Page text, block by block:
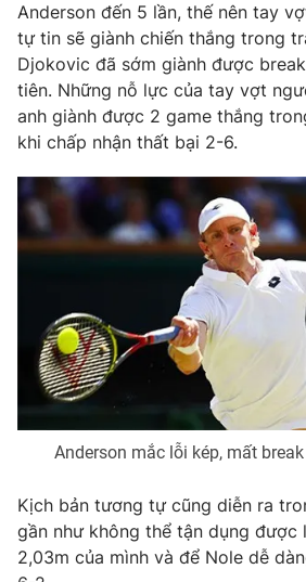
Góc doanh nghiệp
Truyền hình
Phim VTV
Hậu trường
Nhân vật
Khán giả
Giải sao mai
Giải trí
Điện ảnh
Sao
Đời sống
Du lịch
Làm đẹp
Chất lượng cuộc sống
Giáo dục
Tuyển sinh
Hitech Công nghệ tương lai
Sản phẩm
Thị trường
Tư vấn
Giao lưu trực tuyến
Lịch phát sóng
Emagazine Podcast
Photo
Anderson đến 5 lần, thế nên tay
tự tin sẽ giành chiến thắng trong
Djokovic đã sớm giành được
tiên. Những nỗ lực của tay vợt
anh giành được 2 game thắng
khi chấp nhận thất bại 2-6.
Anderson mắc lỗi kép, mất
Kịch bản tương tự cũng diễn ra
gần như không thể tận dụng được
2,03m của mình và để Nole dễ